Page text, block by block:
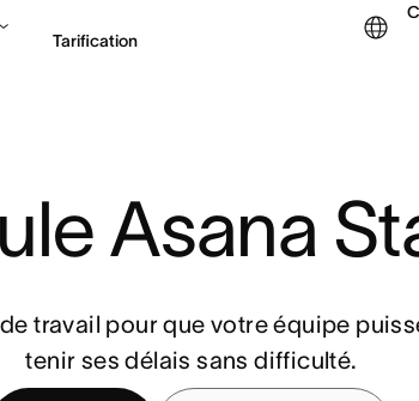
Tarification
Asana
travail pour que votre équipe
tenir ses délais sans difficulté.